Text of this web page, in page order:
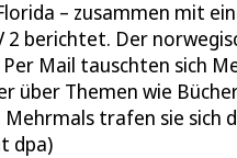
– zusammen mit
2 berichtet. Der
Mail tauschten sich
über Themen wie
Mehrmals trafen sie sich
dpa)